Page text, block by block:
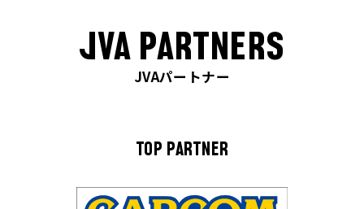
JVA PARTNERS
JVAパートナー
TOP PARTNER